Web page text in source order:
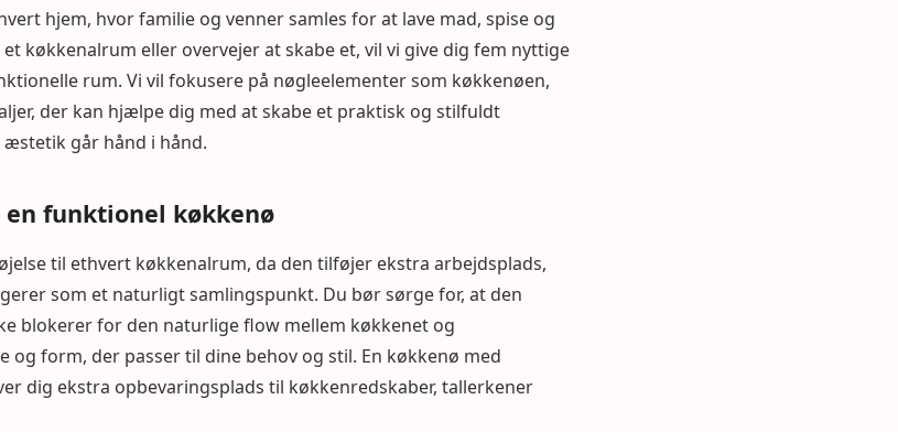
hjem, hvor familie og venner samles for at lave mad, spise og
køkkenalrum eller overvejer at skabe et, vil vi give dig fem nyttige
rum. Vi vil fokusere på nøgleelementer som køkkenøen,
der kan hjælpe dig med at skabe et praktisk og stilfuldt
går hånd i hånd.
funktionel køkkenø
til ethvert køkkenalrum, da den tilføjer ekstra arbejdsplads,
som et naturligt samlingspunkt. Du bør sørge for, at den
blokerer for den naturlige flow mellem køkkenet og
og form, der passer til dine behov og stil. En køkkenø med
dig ekstra opbevaringsplads til køkkenredskaber, tallerkener